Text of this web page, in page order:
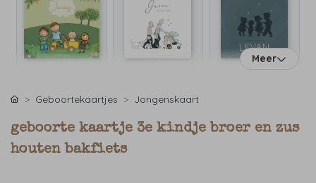
Meer
Geboortekaartjes Jongenskaart
geboorte kaartje 3e kindje broer en zus
houten bakfiets